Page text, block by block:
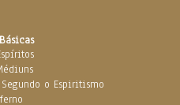
o Espiritismo